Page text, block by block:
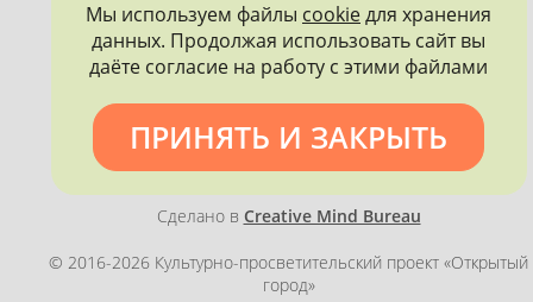
Политика конфиденциальности
Сделано в Creative Mind Bureau
© 2016-2026 Культурно-просветительский проект «Открытый
город»
Мы используем файлы cookieдля хранения
данных. Продолжая использовать сайт вы
даёте согласие на работу с этими файлами
ПРИНЯТЬ И ЗАКРЫТЬ